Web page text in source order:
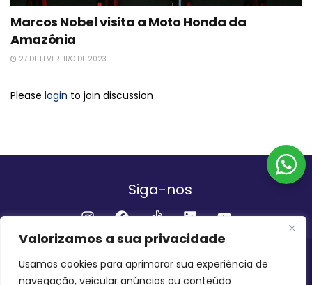
Valorizamos a sua privacidade
Usamos cookies para aprimorar sua experiência de
navegação, veicular anúncios ou conteúdo
Marcos Nobel visita a Moto Honda da
Amazônia
27 DE FEVEREIRO DE 2023
Please login to join discussion
Siga-nos
Institucional